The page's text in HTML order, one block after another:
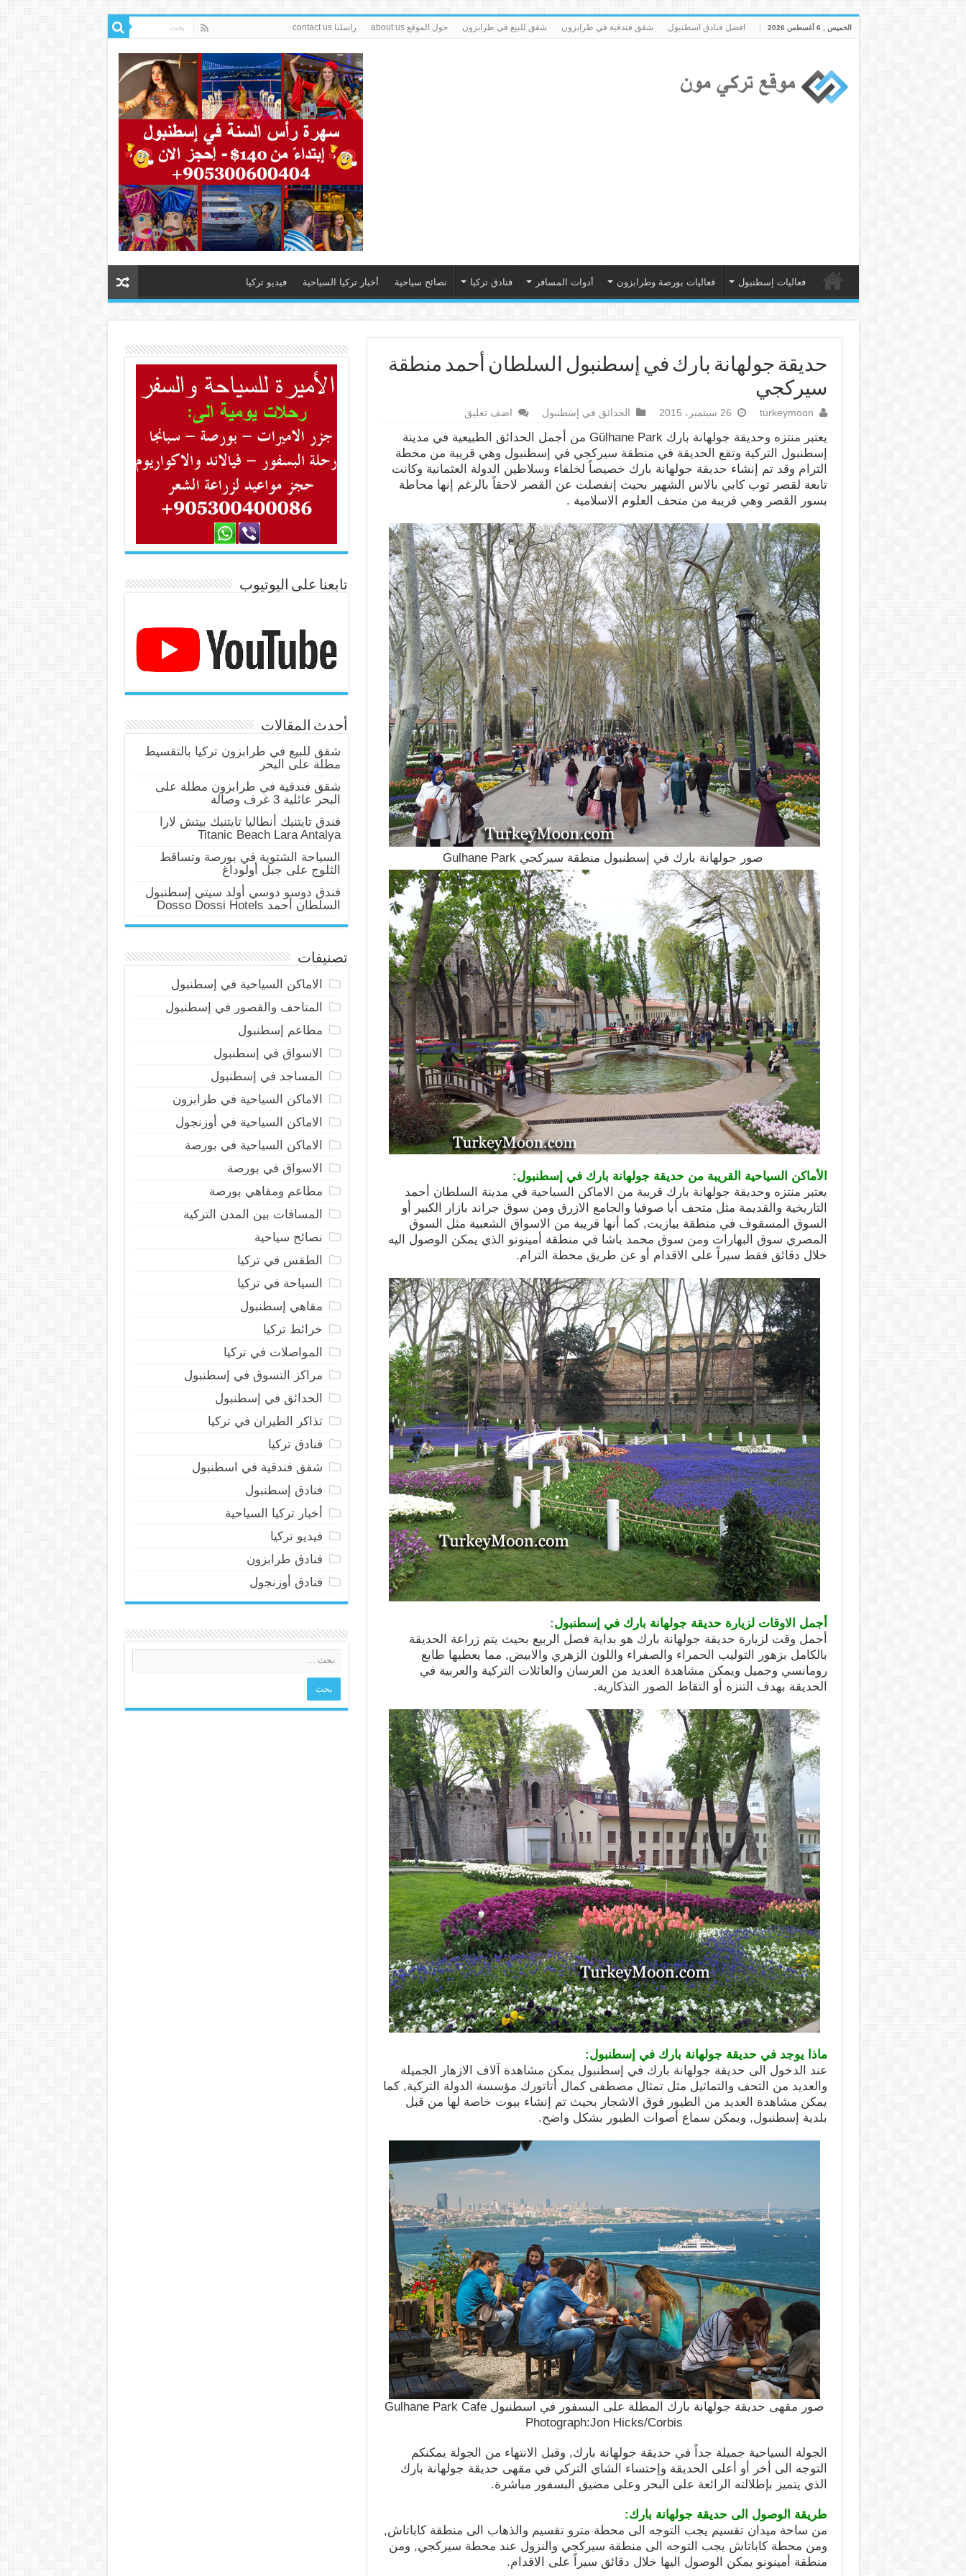
الخميس , 6 أغسطس 2026 افضل فنادق اسطنبول شقق فندقية في طرابزون شقق للبيع في طرابزون حول الموقع about us راسلنا contact us
فعاليات إسطنبول فعاليات بورصة وطرابزون أدوات المسافر فنادق تركيا نصائح سياحية أخبار تركيا السياحية فيديو تركيا
حديقة جولهانة بارك في إسطنبول السلطان أحمد منطقة
سيركجي
turkeymoon 26 سبتمبر، 2015 الحدائق في إسطنبول اضف تعليق
يعتبر منتزه وحديقة جولهانة بارك Gülhane Park من أجمل الحدائق الطبيعية في مدينة
إسطنبول التركية وتقع الحديقة في منطقة سيركجي في إسطنبول وهي قريبة من محطة
الترام وقد تم إنشاء حديقة جولهانة بارك خصيصاً لخلفاء وسلاطين الدولة العثمانية وكانت
تابعة لقصر توب كابي بالاس الشهير بحيث إنفصلت عن القصر لاحقاً بالرغم إنها محاطة
بسور القصر وهي قريبة من متحف العلوم الاسلامية .
صور جولهانة بارك في إسطنبول منطقة سيركجي Gulhane Park
الأماكن السياحية القريبة من حديقة جولهانة بارك في إسطنبول:
يعتبر منتزه وحديقة جولهانة بارك قريبة من الاماكن السياحية في مدينة السلطان أحمد
التاريخية والقديمة مثل متحف أيا صوفيا والجامع الازرق ومن سوق جراند بازار الكبير أو
السوق المسقوف في منطقة بيازيت, كما أنها قريبة من الاسواق الشعبية مثل السوق
المصري سوق البهارات ومن سوق محمد باشا في منطقة أمينونو الذي يمكن الوصول اليه
خلال دقائق فقط سيراً على الاقدام أو عن طريق محطة الترام.
أجمل الاوقات لزيارة حديقة جولهانة بارك في إسطنبول:
أجمل وقت لزيارة حديقة جولهانة بارك هو بداية فصل الربيع بحيث يتم زراعة الحديقة
بالكامل بزهور التوليب الحمراء والصفراء واللون الزهري والابيض, مما يعطيها طابع
رومانسي وجميل ويمكن مشاهدة العديد من العرسان والعائلات التركية والعربية في
الحديقة بهدف التنزه أو التقاط الصور التذكارية.
ماذا يوجد في حديقة جولهانة بارك في إسطنبول:
عند الدخول الى حديقة جولهانة بارك في إسطنبول يمكن مشاهدة آلاف الازهار الجميلة
والعديد من التحف والتماثيل مثل تمثال مصطفى كمال أتاتورك مؤسسة الدولة التركية, كما
يمكن مشاهدة العديد من الطيور فوق الاشجار بحيث تم إنشاء بيوت خاصة لها من قبل
بلدية إسطنبول, ويمكن سماع أصوات الطيور بشكل واضح.
صور مقهى حديقة جولهانة بارك المطلة على البسفور في اسطنبول Gulhane Park Cafe
Photograph:Jon Hicks/Corbis
الجولة السياحية جميلة جداً في حديقة جولهانة بارك, وقبل الانتهاء من الجولة يمكنكم
التوجه الى أخر أو أعلى الحديقة وإحتساء الشاي التركي في مقهى حديقة جولهانة بارك
الذي يتميز بإطلالته الرائعة على البحر وعلى مضيق البسفور مباشرة.
طريقة الوصول الى حديقة جولهانة بارك:
من ساحة ميدان تقسيم يجب التوجه الى محطة مترو تقسيم والذهاب الى منطقة كاباتاش,
ومن محطة كاباتاش يجب التوجه الى منطقة سيركجي والنزول عند محطة سيركجي, ومن
منطقة أمينونو يمكن الوصول اليها خلال دقائق سيراً على الاقدام.
تابعنا على اليوتيوب
أحدث المقالات
شقق للبيع في طرابزون تركيا بالتقسيط
مطلة على البحر
شقق فندقية في طرابزون مطلة على
البحر عائلية 3 غرف وصالة
فندق تايتنيك أنطاليا تايتنيك بيتش لارا
Titanic Beach Lara Antalya
السياحة الشتوية في بورصة وتساقط
الثلوج على جبل أولوداغ
فندق دوسو دوسي أولد سيتي إسطنبول
السلطان أحمد Dosso Dossi Hotels
تصنيفات
الاماكن السياحية في إسطنبول
المتاحف والقصور في إسطنبول
مطاعم إسطنبول
الاسواق في إسطنبول
المساجد في إسطنبول
الاماكن السياحية في طرابزون
الاماكن السياحية في أوزنجول
الاماكن السياحية في بورصة
الاسواق في بورصة
مطاعم ومقاهي بورصة
المسافات بين المدن التركية
نصائح سياحية
الطقس في تركيا
السياحة في تركيا
مقاهي إسطنبول
خرائط تركيا
المواصلات في تركيا
مراكز التسوق في إسطنبول
الحدائق في إسطنبول
تذاكر الطيران في تركيا
فنادق تركيا
شقق فندقية في اسطنبول
فنادق إسطنبول
أخبار تركيا السياحية
فيديو تركيا
فنادق طرابزون
فنادق أوزنجول